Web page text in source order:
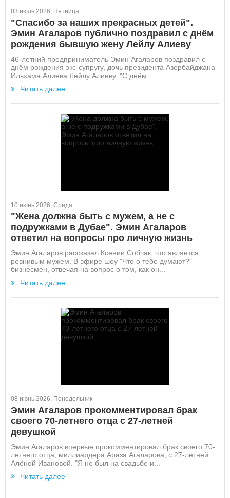
03 июль 2026, Пятница
"Спасибо за наших прекрасных детей".
Эмин Агаларов публично поздравил с днём
рождения бывшую жену Лейлу Алиеву
46-летний предприниматель Эмин Агаларов поздравил с
днём рождения экс-супругу, дочь президента Азербайджана
Ильхама Алиева Лейлу Алиеву. "С днём...
Читать далее
10 июнь 2026, Среда
"Жена должна быть с мужем, а не с
подружками в Дубае". Эмин Агаларов
ответил на вопросы про личную жизнь
Эмин Агаларов рассказал Ксении Собчак, что является
ревнивым мужем. В эфире шоу "Что о тебе думают?"
бизнесмен, отвечая на вопрос о том, как он...
Читать далее
08 июнь 2026, Понедельник
Эмин Агаларов прокомментировал брак
своего 70-летнего отца с 27-летней
девушкой
Эмин Агаларов впервые прокомментировал брак своего 70-
летнего отца, миллиардера Араза Агаларова, с 27-летней
Алёной Ивановой. "Я не был на свадьбе и...
Читать далее